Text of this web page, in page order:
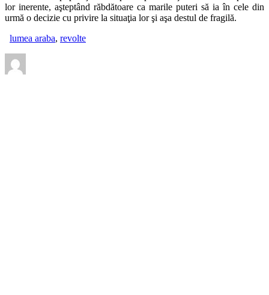
lor inerente, aşteptând răbdătoare ca marile puteri să ia în cele din
urmă o decizie cu privire la situaţia lor şi aşa destul de fragilă.
lumea araba, revolte